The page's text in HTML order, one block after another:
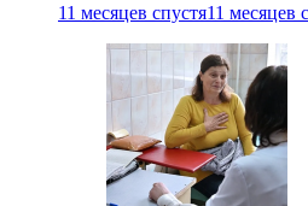
11 месяцев спустя11 месяцев